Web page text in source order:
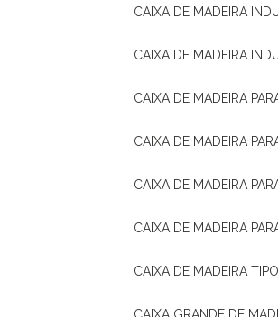
CAIXA DE MADEIRA
CAIXA DE MADEIRA
CAIXA DE MADEIRA
CAIXA DE MADEIRA
CAIXA DE MADEIRA
CAIXA DE MADEIRA
CAIXA DE MADEIRA